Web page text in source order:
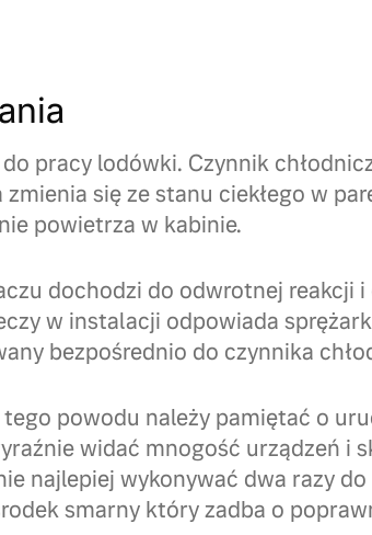
pracy lodówki. Czynnik
się ze stanu ciekłego w
powietrza w kabinie.
dochodzi do odwrotnej reakcji i
w instalacji odpowiada
bezpośrednio do czynnika
powodu należy pamiętać o
widać mnogość urządzeń i
najlepiej wykonywać dwa razy do
smarny który zadba o